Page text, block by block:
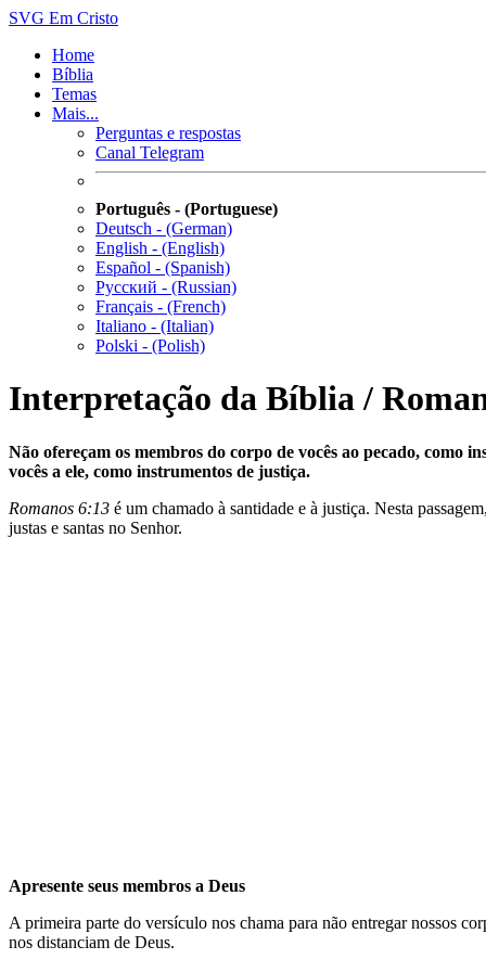
SVG Em Cristo
Home
Bíblia
Temas
Mais...
Perguntas e respostas
Canal Telegram
Português - (Portuguese)
Deutsch - (German)
English - (English)
Español - (Spanish)
Русский - (Russian)
Français - (French)
Italiano - (Italian)
Polski - (Polish)
Interpretação da Bíblia /
Não ofereçam os membros do corpo de vocês ao pecado, como
vocês a ele, como instrumentos de justiça.
Romanos 6:13 é um chamado à santidade e à justiça. Nesta
justas e santas no Senhor.
Apresente seus membros a Deus
A primeira parte do versículo nos chama para não entregar nossos
nos distanciam de Deus.